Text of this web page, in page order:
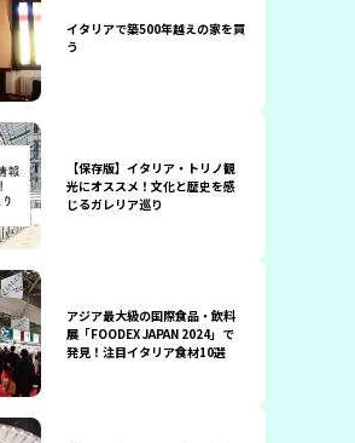
イタリアで築500年越えの家を買
う
【保存版】イタリア・トリノ観
光にオススメ！文化と歴史を感
じるガレリア巡り
アジア最大級の国際食品・飲料
展「FOODEX JAPAN 2024」で
発見！注目イタリア食材10選